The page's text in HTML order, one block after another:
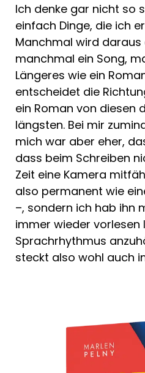
Ich denke gar nicht so
einfach Dinge, die ich
Manchmal wird daraus
manchmal ein Song,
Längeres wie ein
entscheidet die
ein Roman von diesen
längsten. Bei mir
mich war aber eher,
dass beim Schreiben
Zeit eine Kamera
also permanent wie
–, sondern ich hab ihn
immer wieder vorlesen
Sprachrhythmus
steckt also wohl auch